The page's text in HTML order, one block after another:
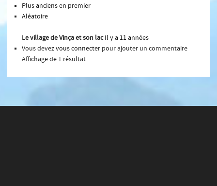
Plus anciens en premier
Aléatoire
Le village de Vinça et son lac Il y a 11 années
Vous devezvous connecter pour ajouter un commentaire
Affichage de 1 résultat